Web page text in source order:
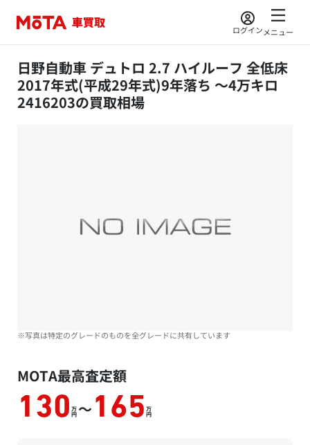
ログインメニュー
日野自動車 デュトロ 2.7 ハイルーフ 全低床
2017年式(平成29年式)9年落ち ～4万キロ
2416203の買取相場
※写真は特定のグレードのものを全グレードに共有しています
MOTA最高査定額
130 万
円 ～ 165 万
円